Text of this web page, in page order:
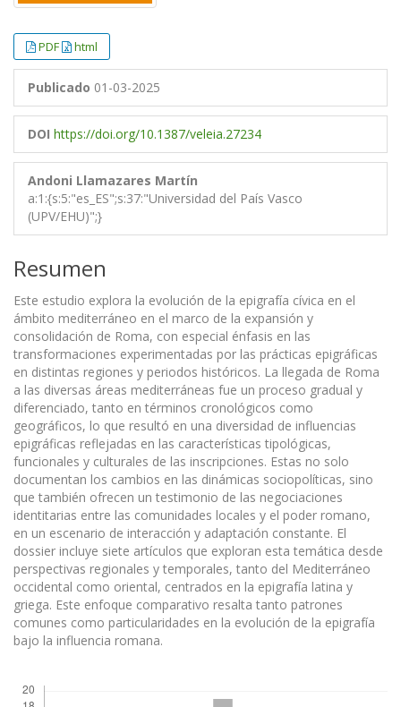
PDF html
Publicado 01-03-2025
DOI https://doi.org/10.1387/veleia.27234
Andoni Llamazares Martín
a:1:{s:5:"es_ES";s:37:"Universidad del País Vasco
(UPV/EHU)";}
Resumen
Este estudio explora la evolución de la epigrafía cívica en el
ámbito mediterráneo en el marco de la expansión y
consolidación de Roma, con especial énfasis en las
transformaciones experimentadas por las prácticas epigráficas
en distintas regiones y periodos históricos. La llegada de Roma
a las diversas áreas mediterráneas fue un proceso gradual y
diferenciado, tanto en términos cronológicos como
geográficos, lo que resultó en una diversidad de influencias
epigráficas reflejadas en las características tipológicas,
funcionales y culturales de las inscripciones. Estas no solo
documentan los cambios en las dinámicas sociopolíticas, sino
que también ofrecen un testimonio de las negociaciones
identitarias entre las comunidades locales y el poder romano,
en un escenario de interacción y adaptación constante. El
dossier incluye siete artículos que exploran esta temática desde
perspectivas regionales y temporales, tanto del Mediterráneo
occidental como oriental, centrados en la epigrafía latina y
griega. Este enfoque comparativo resalta tanto patrones
comunes como particularidades en la evolución de la epigrafía
bajo la influencia romana.